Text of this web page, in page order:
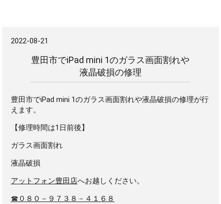
2022-08-21
豊田市でiPad mini 1のガラス画面割れや
液晶破損の修理
豊田市でiPad mini 1のガラス画面割れや液晶破損の修理が行
えます。
【修理時間は1日前後】
ガラス画面割れ
液晶破損
アットフォン豊田店へお越しください。
☎０８０－９７３８－４１６８